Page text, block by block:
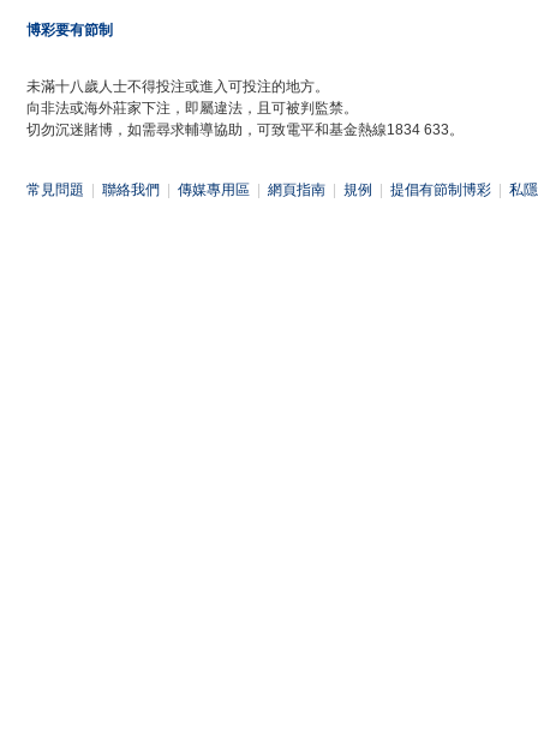
博彩要有節制
未滿十八歲人士不得投注或進入可投注的地方。
向非法或海外莊家下注，即屬違法，且可被判監禁。
切勿沉迷賭博，如需尋求輔導協助，可致電平和基金熱線1834 633。
常見問題 聯絡我們 傳媒專用區 網頁指南 規例 提倡有節制博彩 私